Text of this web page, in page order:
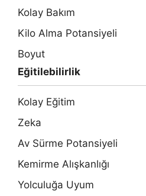
Kolay Bakım
Kilo Alma Potansiyeli
Boyut
Eğitilebilirlik
Kolay Eğitim
Zeka
Av Sürme Potansiyeli
Kemirme Alışkanlığı
Yolculuğa Uyum